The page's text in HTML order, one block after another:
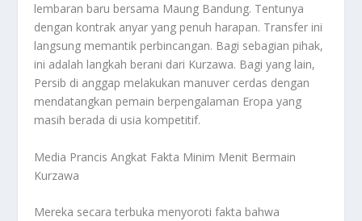
lembaran baru bersama Maung Bandung. Tentunya
dengan kontrak anyar yang penuh harapan. Transfer ini
langsung memantik perbincangan. Bagi sebagian pihak,
ini adalah langkah berani dari Kurzawa. Bagi yang lain,
Persib di anggap melakukan manuver cerdas dengan
mendatangkan pemain berpengalaman Eropa yang
masih berada di usia kompetitif.
Media Prancis Angkat Fakta Minim Menit Bermain
Kurzawa
Mereka secara terbuka menyoroti fakta bahwa